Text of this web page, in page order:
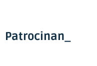
Patrocinan_